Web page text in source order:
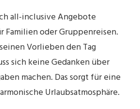
all-inclusive Angebote
Familien oder Gruppenreisen.
Vorlieben den Tag
sich keine Gedanken über
machen. Das sorgt für eine
Urlaubsatmosphäre.